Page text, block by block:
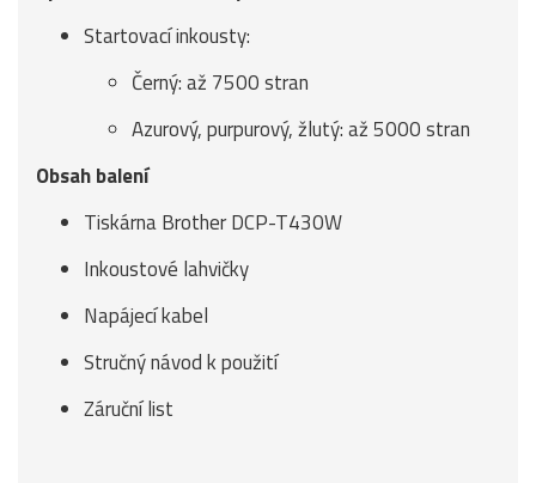
Startovací inkousty:
Černý: až 7500 stran
Azurový, purpurový, žlutý: až 5000 stran
Obsah balení
Tiskárna Brother DCP-T430W
Inkoustové lahvičky
Napájecí kabel
Stručný návod k použití
Záruční list